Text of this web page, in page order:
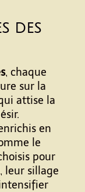
DES
, chaque
sur la
attise la
en
le
pour
leur sillage